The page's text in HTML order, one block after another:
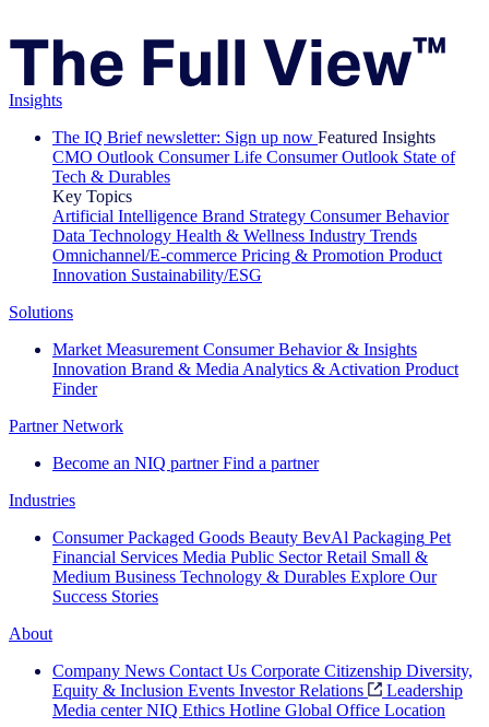
Insights
The IQ Brief newsletter: Sign up now Featured Insights
CMO Outlook Consumer Life Consumer Outlook State of
Tech & Durables
Key Topics
Artificial Intelligence Brand Strategy Consumer Behavior
Data Technology Health & Wellness Industry Trends
Omnichannel/E-commerce Pricing & Promotion Product
Innovation Sustainability/ESG
Solutions
Market Measurement Consumer Behavior & Insights
Innovation Brand & Media Analytics & Activation Product
Finder
Partner Network
Become an NIQ partner Find a partner
Industries
Consumer Packaged Goods Beauty BevAl Packaging Pet
Financial Services Media Public Sector Retail Small &
Medium Business Technology & Durables Explore Our
Success Stories
About
Company News Contact Us Corporate Citizenship Diversity,
Equity & Inclusion Events Investor Relations
Leadership
Media center NIQ Ethics Hotline Global Office Location